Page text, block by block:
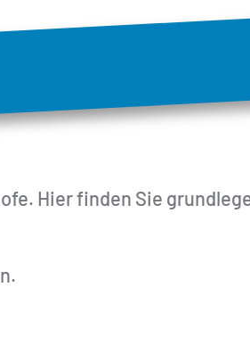
Hier finden Sie